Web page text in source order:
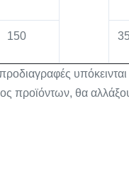
150
προϊόντων, θα